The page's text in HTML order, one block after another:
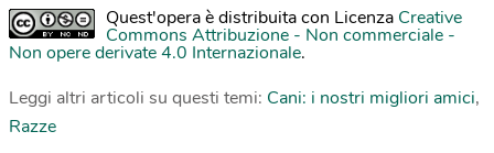
Quest'opera è distribuita con Licenza Creative
Commons Attribuzione - Non commerciale -
Non opere derivate 4.0 Internazionale.
Leggi altri articoli su questi temi: Cani: i nostri migliori amici,
Razze